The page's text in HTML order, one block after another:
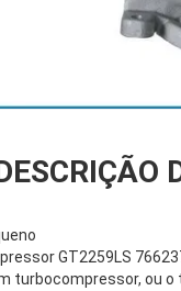
GT2259LS
turbocompressor, ou